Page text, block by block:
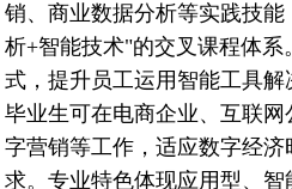
销、商业数据分析等实践技能
析+智能技术"的交叉课程体系
式，提升员工运用智能工具解
毕业生可在电商企业、互联
字营销等工作，适应数字经
求。专业特色体现应用型、